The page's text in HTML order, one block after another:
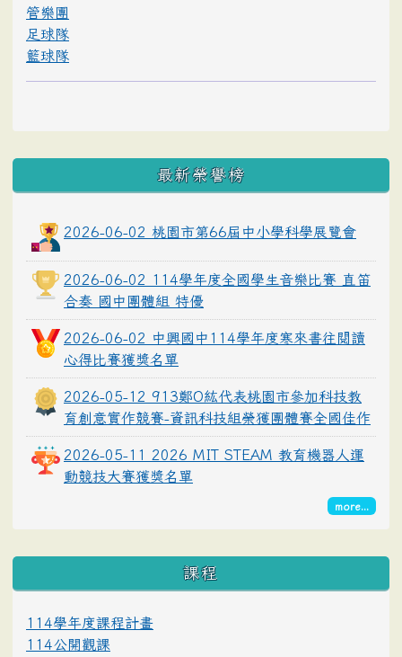
管樂團
足球隊
籃球隊
最新榮譽榜
2026-06-02 桃園市第66屆中小學科學展覽會
2026-06-02 114學年度全國學生音樂比賽 直笛
合奏 國中團體組 特優
2026-06-02 中興國中114學年度寒來書往閱讀
心得比賽獲獎名單
2026-05-12 913鄭O紘代表桃園市參加科技教
育創意實作競賽-資訊科技組榮獲團體賽全國佳作
2026-05-11 2026 MIT STEAM 教育機器人運
動競技大賽獲獎名單
more...
課程
114學年度課程計畫
114公開觀課